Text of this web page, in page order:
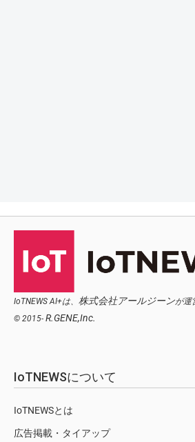
IoTNEWS AI+は、 株式会社アールジーンが運
© 2015- R.GENE,Inc.
IoTNEWSについて
IoTNEWSとは
広告掲載・タイアップ